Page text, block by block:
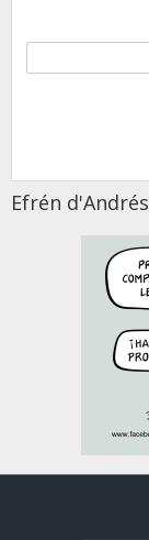
Efrén d'Andrés